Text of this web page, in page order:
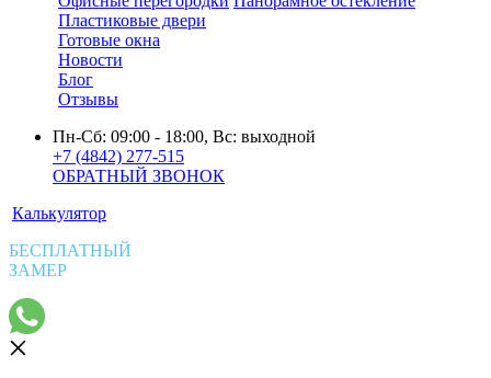
Пластиковые двери
Готовые окна
Новости
Блог
Отзывы
Пн-Сб: 09:00 - 18:00, Вс: выходной
+7 (4842) 277-515
ОБРАТНЫЙ ЗВОНОК
Калькулятор
БЕСПЛАТНЫЙ
ЗАМЕР